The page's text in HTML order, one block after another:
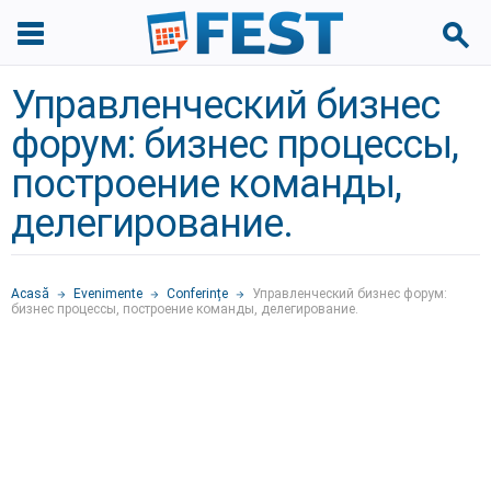
Управленческий бизнес
форум: бизнес процессы,
построение команды,
делегирование.
Acasă Evenimente Conferințe
Управленческий бизнес форум:
бизнес процессы, построение команды, делегирование.